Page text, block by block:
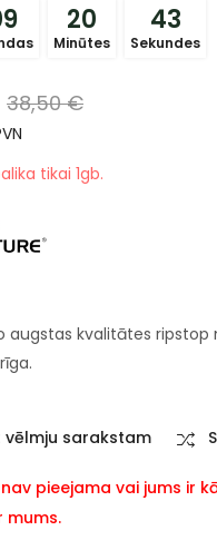
20
Minūtes
43
Sekundes
38,50€
tikai 1gb.
augstas kvalitātes ripstop
vēlmju sarakstam
pieejama vai jums ir
mums.